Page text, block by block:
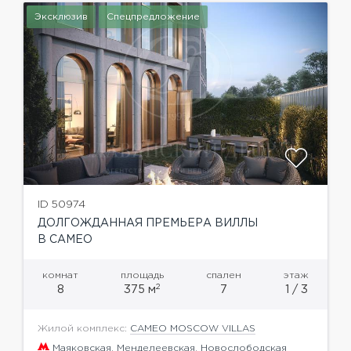
Эксклюзив Спецпредложение
ID 50974
ДОЛГОЖДАННАЯ ПРЕМЬЕРА ВИЛЛЫ
В CAMEO
комнат
8
площадь
375 м2
спален
7
этаж
1 / 3
Жилой комплекс: CAMEO MOSCOW VILLAS
Маяковская Менделеевская Новослободская